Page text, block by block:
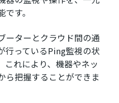
す。
ーターとクラウド間の通
行っているPing監視の状
これにより、機器やネッ
ら把握することができま